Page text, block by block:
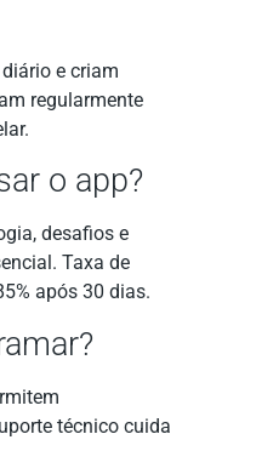
e criam
regularmente
o app?
desafios e
Taxa de
após 30 dias.
técnico cuida